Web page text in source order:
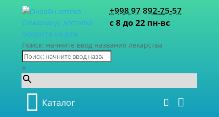
+998 97 892-75-57
с 8 до 22 пн-вс
Поиск: начните ввод названия лекарства
×
Каталог